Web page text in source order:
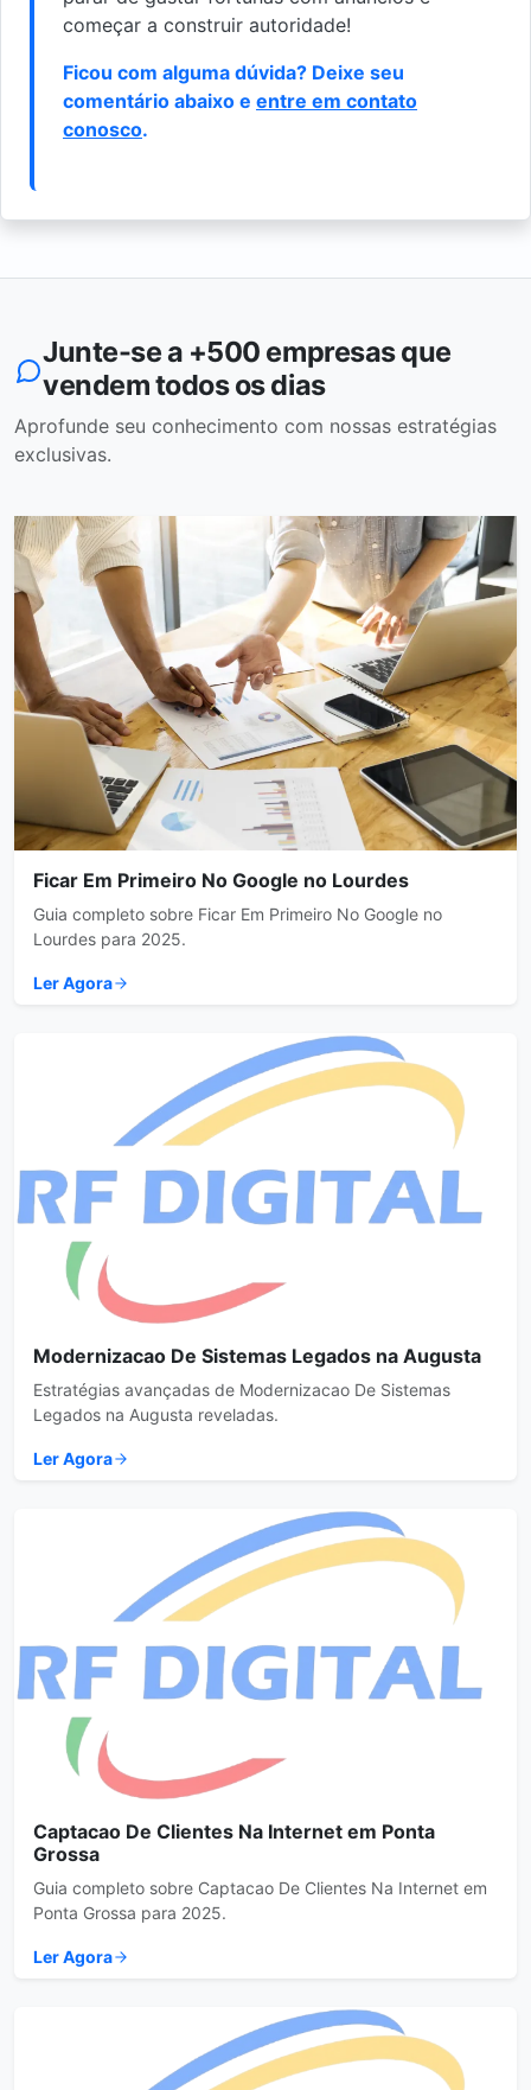
começar a construir autoridade!
Ficou com alguma dúvida? Deixe seu
comentário abaixo e entre em contato
conosco.
Junte-se a +500 empresas que
vendem todos os dias
Aprofunde seu conhecimento com nossas estratégias
exclusivas.
Ficar Em Primeiro No Google no Lourdes
Guia completo sobre Ficar Em Primeiro No Google no
Lourdes para 2025.
Ler Agora
Modernizacao De Sistemas Legados na Augusta
Estratégias avançadas de Modernizacao De Sistemas
Legados na Augusta reveladas.
Ler Agora
Captacao De Clientes Na Internet em Ponta
Grossa
Guia completo sobre Captacao De Clientes Na Internet em
Ponta Grossa para 2025.
Ler Agora